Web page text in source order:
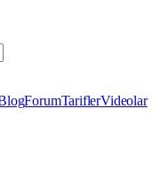
ForumTariflerVideolar